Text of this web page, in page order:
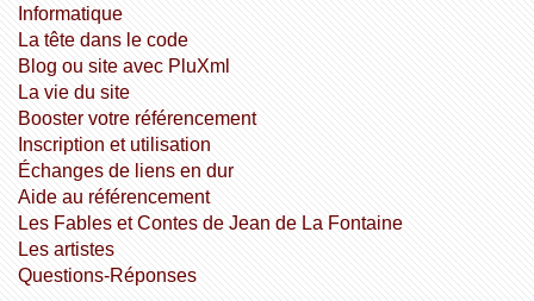
informatique
la tête dans le code
Blog ou site avec PluXml
la vie du site
booster votre référencement
inscription et utilisation
échanges de liens en dur
aide au référencement
Les Fables et Contes de Jean de La Fontaine
Les artistes
Questions-Réponses